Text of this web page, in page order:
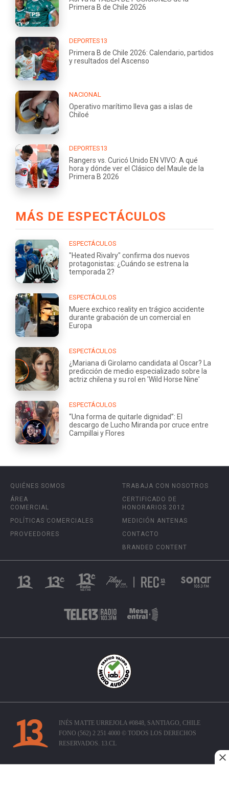
Primera B de Chile 2026
DEPORTES13
Primera B de Chile 2026: Calendario, partidos
y resultados del Ascenso
NACIONAL
Operativo marítimo lleva gas a islas de
Chiloé
DEPORTES13
Rangers vs. Curicó Unido EN VIVO: A qué
hora y dónde ver el Clásico del Maule de la
Primera B 2026
MÁS DE ESPECTÁCULOS
ESPECTÁCULOS
"Heated Rivalry" confirma dos nuevos
protagonistas: ¿Cuándo se estrena la
temporada 2?
ESPECTÁCULOS
Muere exchico reality en trágico accidente
durante grabación de un comercial en
Europa
ESPECTÁCULOS
¿Mariana di Girolamo candidata al Oscar? La
predicción de medio especializado sobre la
actriz chilena y su rol en 'Wild Horse Nine'
ESPECTÁCULOS
“Una forma de quitarle dignidad”: El
descargo de Lucho Miranda por cruce entre
Campillai y Flores
QUIÉNES SOMOS
ÁREA
COMERCIAL
POLÍTICAS COMERCIALES
PROVEEDORES
TRABAJA CON NOSOTROS
CERTIFICADO DE
HONORARIOS 2012
MEDICIÓN ANTENAS
CONTACTO
BRANDED CONTENT
INÉS MATTE URREJOLA #0848, SANTIAGO, CHILE
FONO (562) 2 251 4000 © TODOS LOS DERECHOS
RESERVADOS. 13.CL